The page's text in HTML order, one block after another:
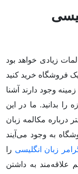
زیادی خواهد بود
فروشگاه خرید کنید
وجود دارند آشنا
بدانید. ما در این
درباره مکالمه زبان
به وجود می‌آیند
زبان انگلیسی را
به داشتن